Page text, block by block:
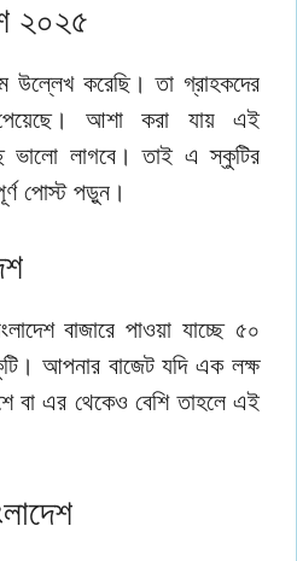
২০২৫
উল্লেখ করেছি। তা গ্রাহকদের
আশা করা যায় এই
ভালো লাগবে। তাই এ স্কুটির
পোস্ট পড়ুন।
বাজারে পাওয়া যাচ্ছে ৫০
আপনার বাজেট যদি এক লক্ষ
বা এর থেকেও বেশি তাহলে এই